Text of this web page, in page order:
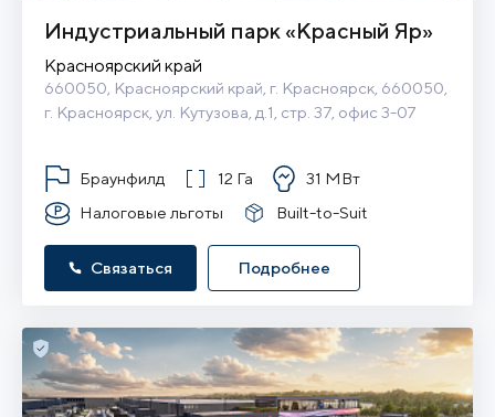
Индустриальный парк «Красный Яр»
Красноярский край
660050, Красноярский край, г. Красноярск, 660050,
г. Красноярск, ул. Кутузова, д.1, стр. 37, офис 3-07
Браунфилд 12 Га
31 МВт
Налоговые льготы
Built-to-Suit
Связаться Подробнее